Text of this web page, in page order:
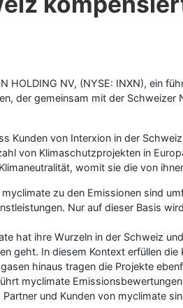
HOLDING NV, (NYSE: INXN), ein
der gemeinsam mit der
Kunden von Interxion in der
von Klimaschutzprojekten in
womit sie die von
zu den Emissionen sind
Nur auf dieser Basis
hat ihre Wurzeln in der Schweiz
geht. In diesem Kontext erfüllen
hinaus tragen die Projekte
myclimate
und Kunden von myclimate